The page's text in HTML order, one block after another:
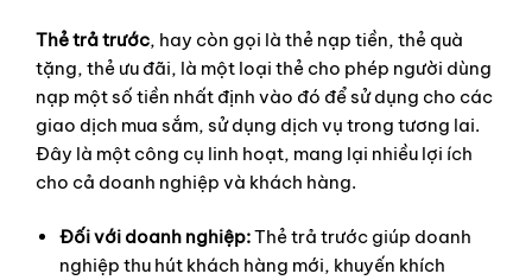
Thẻ trả trước, hay còn gọi là thẻ nạp tiền, thẻ quà
tặng, thẻ ưu đãi, là một loại thẻ cho phép người dùng
nạp một số tiền nhất định vào đó để sử dụng cho các
giao dịch mua sắm, sử dụng dịch vụ trong tương lai.
Đây là một công cụ linh hoạt, mang lại nhiều lợi ích
cho cả doanh nghiệp và khách hàng.
Đối với doanh nghiệp:Thẻ trả trước giúp doanh
nghiệp thu hút khách hàng mới, khuyến khích